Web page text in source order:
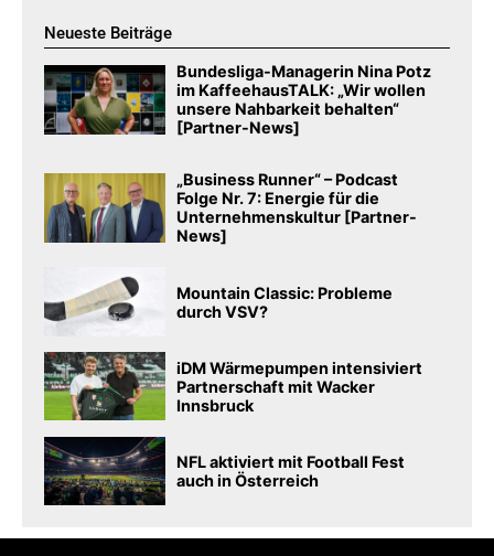
Neueste Beiträge
Bundesliga-Managerin Nina Potz
im KaffeehausTALK: „Wir wollen
unsere Nahbarkeit behalten“
[Partner-News]
„Business Runner“ – Podcast
Folge Nr. 7: Energie für die
Unternehmenskultur [Partner-
News]
Mountain Classic: Probleme
durch VSV?
iDM Wärmepumpen intensiviert
Partnerschaft mit Wacker
Innsbruck
NFL aktiviert mit Football Fest
auch in Österreich